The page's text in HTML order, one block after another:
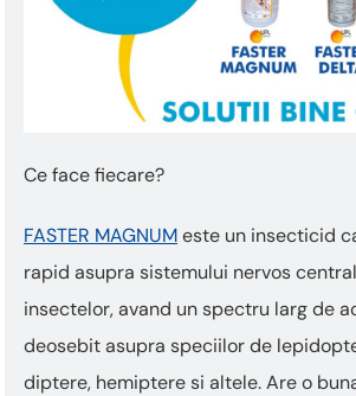
Ce face fiecare?
FASTER MAGNUMeste un insecticid
rapid asupra sistemului nervos
insectelor, avand un spectru larg de
deosebit asupra speciilor de
diptere, hemiptere si altele. Are o